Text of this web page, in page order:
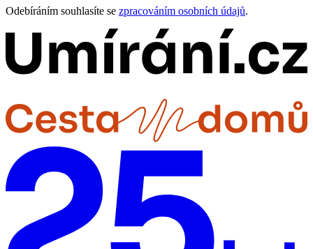
Odebíráním souhlasíte se zpracováním osobních údajů.